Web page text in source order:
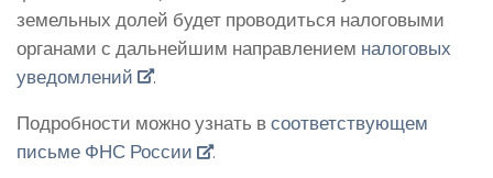
земельных долей будет проводиться налоговыми
органами с дальнейшим направлением налоговых
уведомлений
.
Подробности можно узнать всоответствующем
письме ФНС России
.